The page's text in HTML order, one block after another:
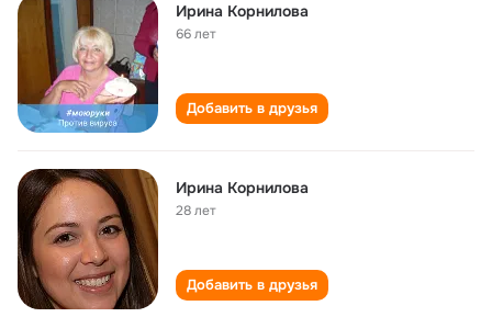
Ирина Корнилова
66 лет
Добавить в друзья
Ирина Корнилова
28 лет
Добавить в друзья